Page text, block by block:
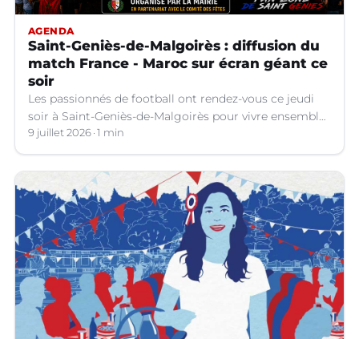
AGENDA
Saint-Geniès-de-Malgoirès : diffusion du
match France - Maroc sur écran géant ce
soir
Les passionnés de football ont rendez-vous ce jeudi
soir à Saint-Geniès-de-Malgoirès pour vivre ensemble
l'un des temps forts de la Coupe du Monde 2026.
9 juillet 2026 1 min